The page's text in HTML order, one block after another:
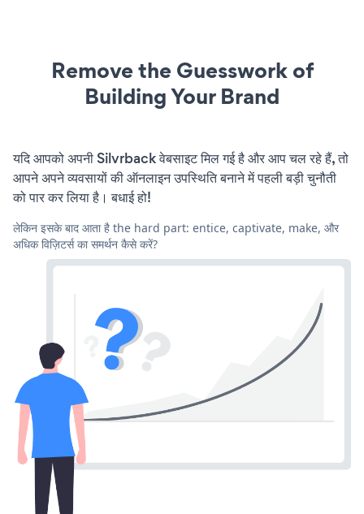
Remove the Guesswork of
Building Your Brand
यदि आपको अपनी Silvrback वेबसाइट मिल गई है और आप चल रहे हैं, तो
आपने अपने व्यवसायों की ऑनलाइन उपस्थिति बनाने में पहली बड़ी चुनौती
को पार कर लिया है। बधाई हो!
लेकिन इसके बाद आता है the hard part: entice, captivate, make, और
अधिक विज़िटर्स का समर्थन कैसे करें?